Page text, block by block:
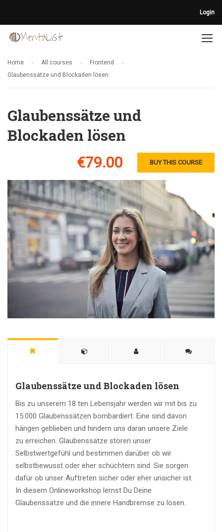
Login
Home All courses
Frontend
Glaubenssätze und Blockaden lösen
Glaubenssätze und
Blockaden lösen
€79.00 BUY THIS COURSE
Glaubenssätze und Blockaden lösen
Bis zu unserem 18 ten Lebensjahr werden wir mit bis zu
15.000 Glaubenssätzen bombardiert. Eine sind davon
hängen geblieben und hindern uns daran unsere Ziele
zu erreichen. Glaubenssätze stören unser
Selbstwertgefühl und bestimmen darüber ob wir
selbstbewusst oder eher schüchtern sind. Sie sorgen
dafür ob unser Auftreten sicher oder eher unsicher ist.
In diesem Onlineworkshop lernst Du Deine
Glaubenssätze und die innere Handbremse zu lösen.